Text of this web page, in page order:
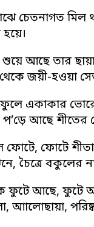
চেতনাগত মিল
আছে তার
জয়ী-হওয়া
একাকার
আছে শীতের
ফোটে
চৈত্রে বকুলের
ফুটে আছে,
আালোছায়া,